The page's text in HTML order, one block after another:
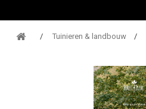
Tuinieren & landbouw